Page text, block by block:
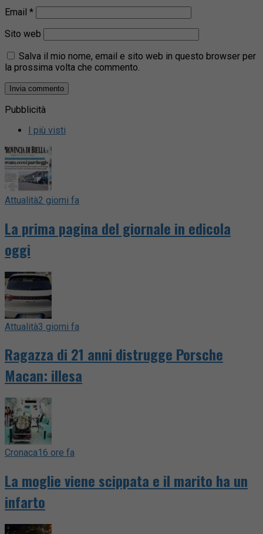
Email *
Sito web
Salva il mio nome, email e sito web in questo browser per
la prossima volta che commento.
Pubblicità
I più visti
Attualità2 giorni fa
La prima pagina del giornale in edicola
oggi
Attualità3 giorni fa
Ragazza di 21 anni distrugge Porsche
Macan: illesa
Cronaca16 ore fa
La moglie viene scippata e il marito ha un
infarto